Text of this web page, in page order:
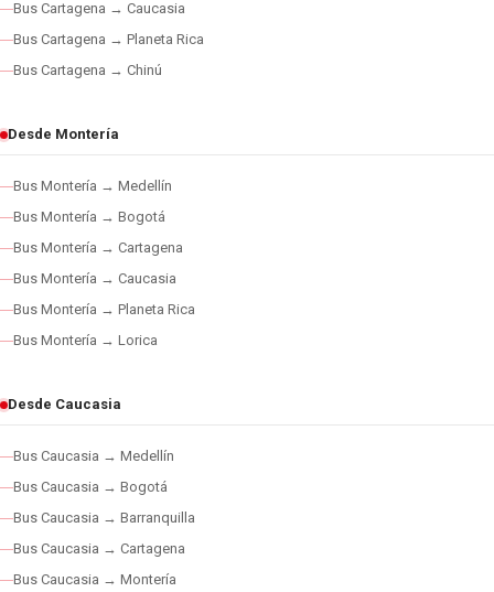
Bus Cartagena → Caucasia
Bus Cartagena → Planeta Rica
Bus Cartagena → Chinú
Desde Montería
Bus Montería → Medellín
Bus Montería → Bogotá
Bus Montería → Cartagena
Bus Montería → Caucasia
Bus Montería → Planeta Rica
Bus Montería → Lorica
Desde Caucasia
Bus Caucasia → Medellín
Bus Caucasia → Bogotá
Bus Caucasia → Barranquilla
Bus Caucasia → Cartagena
Bus Caucasia → Montería